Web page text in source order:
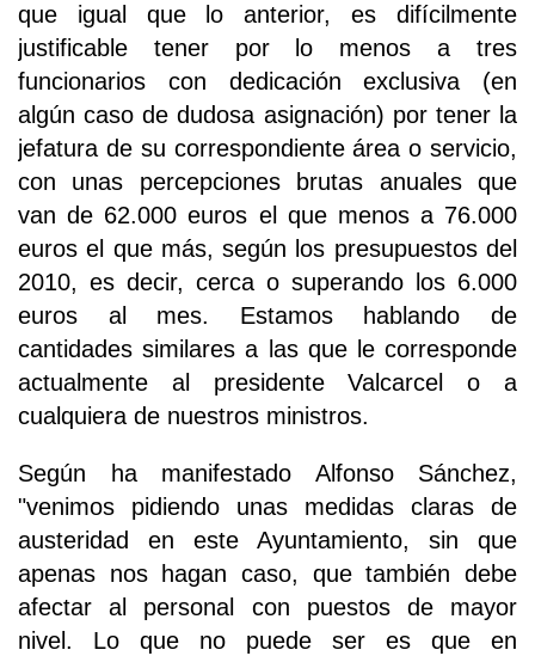
que igual que lo anterior, es difícilmente
justificable tener por lo menos a tres
funcionarios con dedicación exclusiva (en
algún caso de dudosa asignación) por tener la
jefatura de su correspondiente área o servicio,
con unas percepciones brutas anuales que
van de 62.000 euros el que menos a 76.000
euros el que más, según los presupuestos del
2010, es decir, cerca o superando los 6.000
euros al mes. Estamos hablando de
cantidades similares a las que le corresponde
actualmente al presidente Valcarcel o a
cualquiera de nuestros ministros.
Según ha manifestado Alfonso Sánchez,
"venimos pidiendo unas medidas claras de
austeridad en este Ayuntamiento, sin que
apenas nos hagan caso, que también debe
afectar al personal con puestos de mayor
nivel. Lo que no puede ser es que en